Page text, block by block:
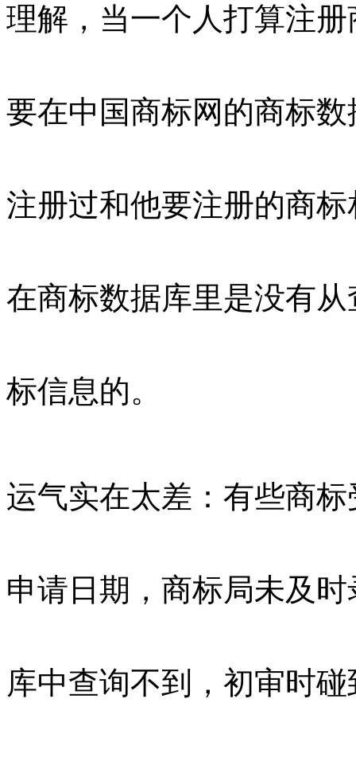
理解，当一个人打算注
要在中国商标网的商标
注册过和他要注册的商
在商标数据库里是没有
标信息的。
运气实在太差：有些商
申请日期，商标局未及
库中查询不到，初审时